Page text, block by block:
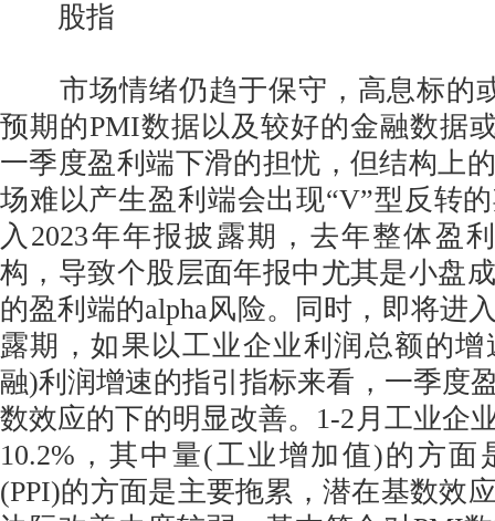
股指
市场情绪仍趋于保守，高息标的
预期的PMI数据以及较好的金融数据
一季度盈利端下滑的担忧，但结构上
场难以产生盈利端会出现“V”型反转
入2023年年报披露期，去年整体盈
构，导致个股层面年报中尤其是小盘
的盈利端的alpha风险。同时，即将进
露期，如果以工业企业利润总额的
融)利润增速的指引指标来看，一季度
数效应的下的明显改善。1-2月工业企
10.2%，其中量(工业增加值)的方面
(PPI)的方面是主要拖累，潜在基数效